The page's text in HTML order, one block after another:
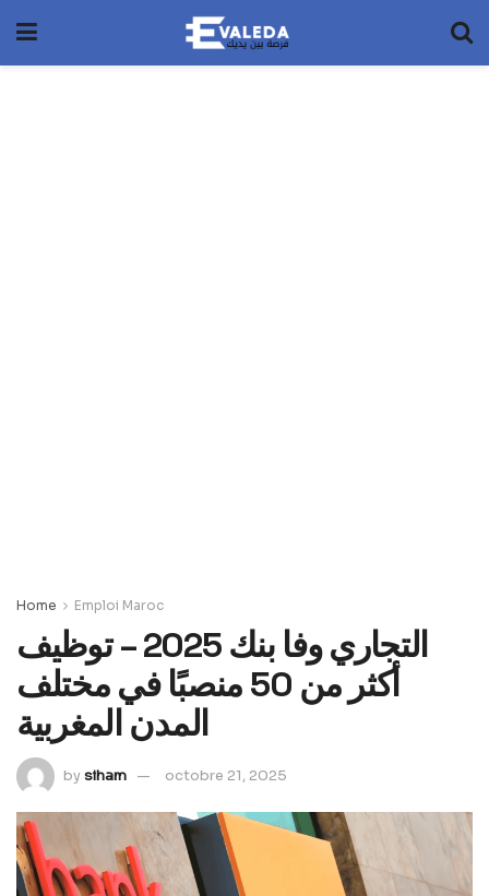
Home Emploi Maroc
التجاري وفا بنك 2025 – توظيف
أكثر من 50 منصبًا في مختلف
المدن المغربية
bysiham octobre 21, 2025